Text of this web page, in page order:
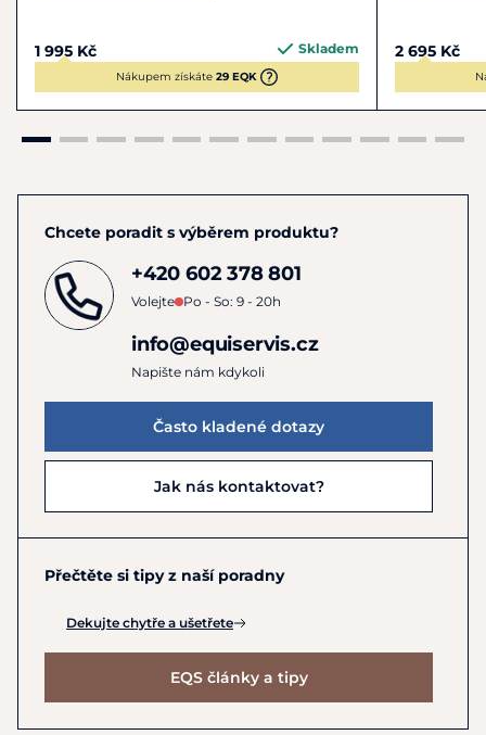
1 995 Kč Skladem
Nákupem získáte 29 EQK
2 695 Kč
Chcete poradit s výběrem produktu?
+420 602 378 801
Volejte Po - So: 9 - 20h
info@equiservis.cz
Napište nám kdykoli
Často kladené dotazy
Jak nás kontaktovat?
Přečtěte si tipy z naší poradny
Dekujte chytře a ušetřete
EQS články a tipy